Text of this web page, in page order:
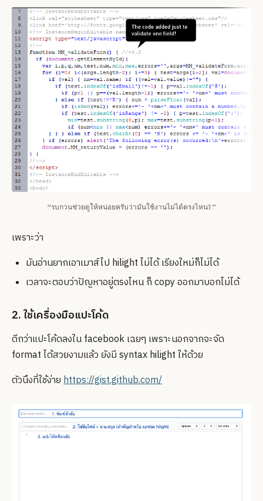
“รบกวนช่วยดูให้หน่อยครับว่ามันใช้งานไม่ได้ตรงไหน?”
เพราะว่า
มันอ่านยากเอาเมาส์ไป hilight ไม่ได้ เรียงใหม่ก็ไม่ได้
เวลาจะตอบว่าปัญหาอยู่ตรงไหน ก็ copy ออกมาบอกไม่ได้
2. ใช้เครื่องมือแปะโค้ด
ดีกว่าแปะโค้ดลงใน facebook เฉยๆ เพราะนอกจากจะจัด
format ได้สวยงามแล้ว ยังมี syntax hilight ให้ด้วย
ตัวนึงที่ใช้ง่าย https://gist.github.com/